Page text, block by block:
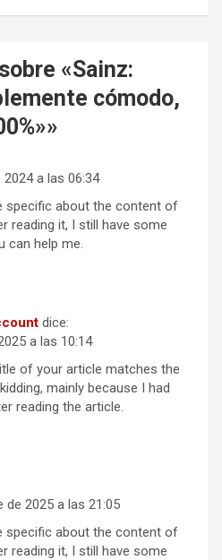
«Sainz:
cómodo,
»
a las 06:34
specific about the content of
reading it, I still have some
can help me.
dice:
a las 10:14
of your article matches the
mainly because I had
reading the article.
de 2025 a las 21:05
specific about the content of
reading it, I still have some